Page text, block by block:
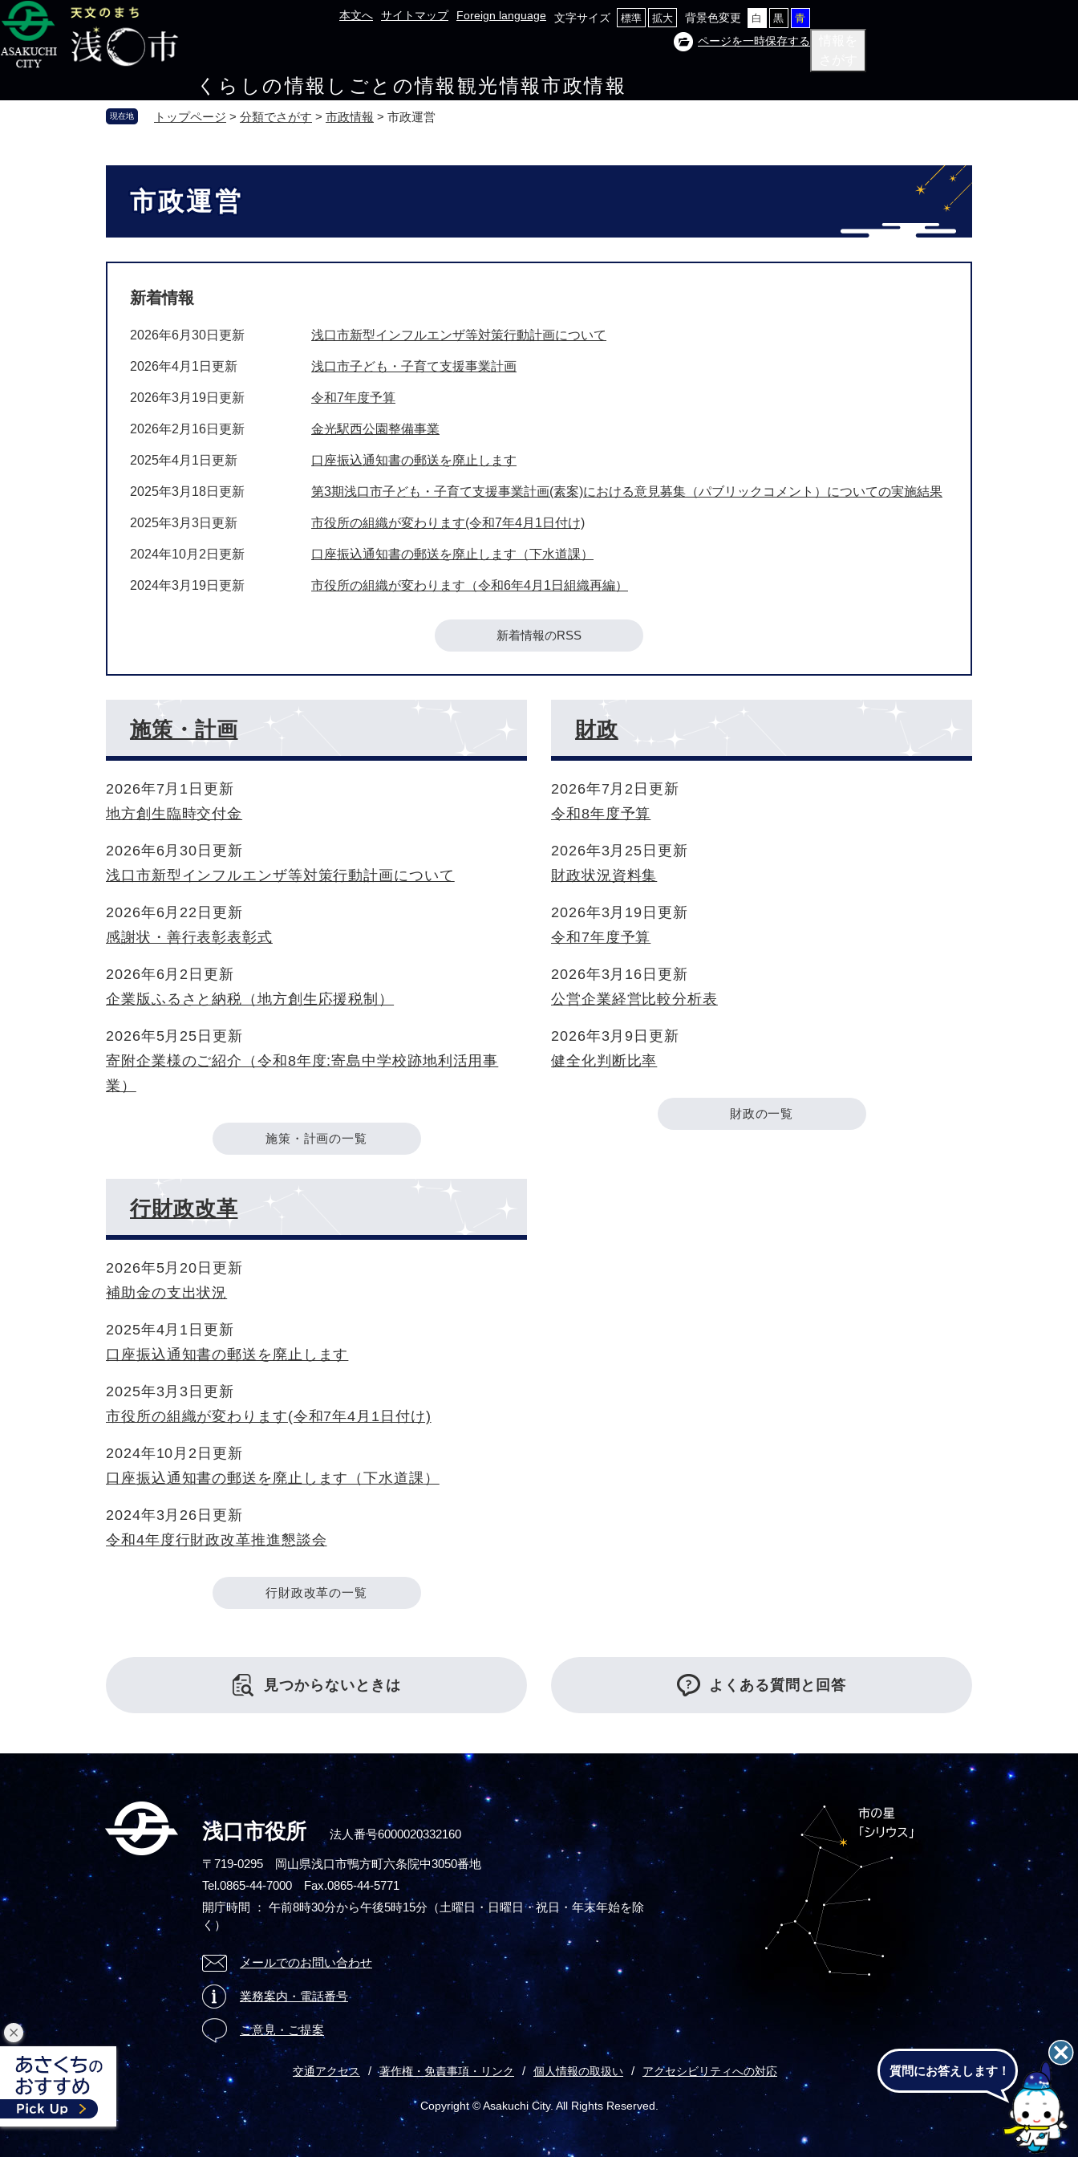
ペ
ー
ジ
メ
ニ
ュ
本文へ サイトマップ Foreign language 文字サイズ 標準 拡大 背景色変更 白 黒 青
ページを一時保存する
くらしの情報 しごとの情報観光情報市政情報
現在地 トップページ > 分類でさがす > 市政情報 > 市政運営
市政運営
新着情報
2026年6月30日更新 浅口市新型インフルエンザ等対策行動計画について
2026年4月1日更新 浅口市子ども・子育て支援事業計画
2026年3月19日更新 令和7年度予算
2026年2月16日更新 金光駅西公園整備事業
2025年4月1日更新 口座振込通知書の郵送を廃止します
2025年3月18日更新 第3期浅口市子ども・子育て支援事業計画(素案)における意見募集（パブリックコメント）についての実施結果
2025年3月3日更新 市役所の組織が変わります(令和7年4月1日付け)
2024年10月2日更新 口座振込通知書の郵送を廃止します（下水道課）
2024年3月19日更新 市役所の組織が変わります（令和6年4月1日組織再編）
新着情報のRSS
施策・計画
2026年7月1日更新
地方創生臨時交付金
2026年6月30日更新
浅口市新型インフルエンザ等対策行動計画について
2026年6月22日更新
感謝状・善行表彰表彰式
2026年6月2日更新
企業版ふるさと納税（地方創生応援税制）
2026年5月25日更新
寄附企業様のご紹介（令和8年度:寄島中学校跡地利活用事
業）
施策・計画の一覧
財政
2026年7月2日更新
令和8年度予算
2026年3月25日更新
財政状況資料集
2026年3月19日更新
令和7年度予算
2026年3月16日更新
公営企業経営比較分析表
2026年3月9日更新
健全化判断比率
財政の一覧
行財政改革
2026年5月20日更新
補助金の支出状況
2025年4月1日更新
口座振込通知書の郵送を廃止します
2025年3月3日更新
市役所の組織が変わります(令和7年4月1日付け)
2024年10月2日更新
口座振込通知書の郵送を廃止します（下水道課）
2024年3月26日更新
令和4年度行財政改革推進懇談会
行財政改革の一覧
見つからないときは よくある質問と回答
浅口市役所 法人番号6000020332160
〒719-0295 岡山県浅口市鴨方町六条院中3050番地
Tel.0865-44-7000 Fax.0865-44-5771
開庁時間 ： 午前8時30分から午後5時15分 （土曜日・日曜日・祝日・年末年始を除
く）
メールでのお問い合わせ
業務案内・電話番号
ご意見・ご提案
交通アクセス 著作権・免責事項・リンク 個人情報の取扱い アクセシビリティへの対応
Copyright © Asakuchi City. All Rights Reserved.
閉
じ
る
質問にお答えします！